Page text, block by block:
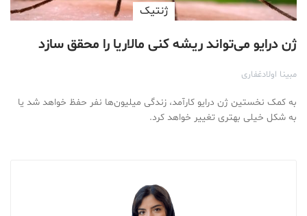
ژنتیک
ژن درایو می‌تواند ریشه کنی مالاریا را محقق سازد
مبینا اولادغفاری
به کمک نخستین ژن درایو کارآمد، زندگی میلیون‌ها نفر حفظ خواهد شد یا
به شکل خیلی بهتری تغییر خواهد کرد.